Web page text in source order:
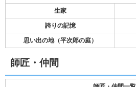
生家
誇りの記憶
思い出の地（平次郎の庭）
師匠・仲間